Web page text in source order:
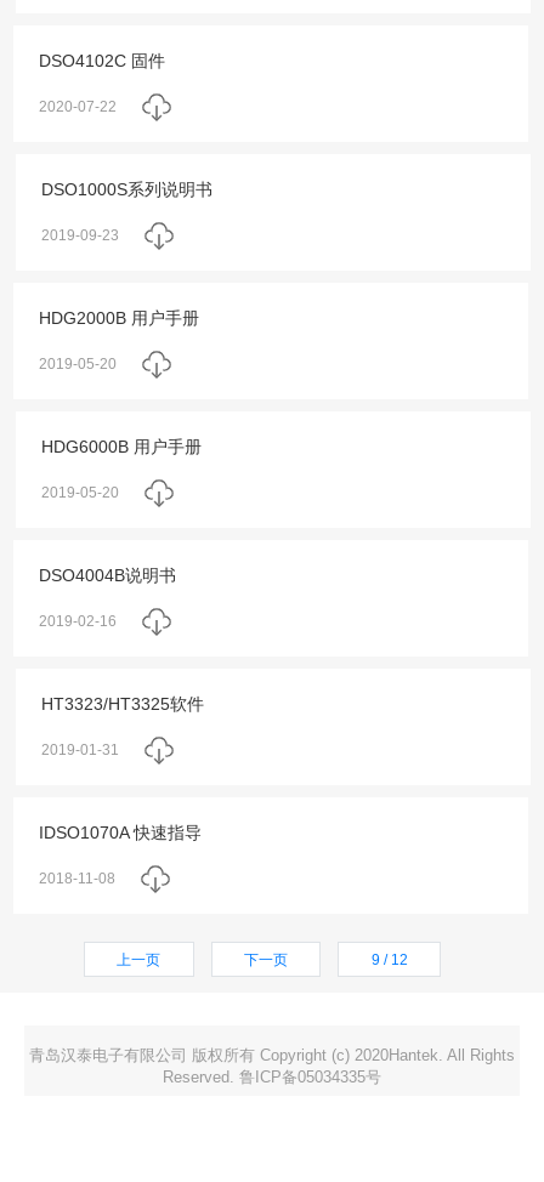
DSO4102C 固件
2020-07-22
DSO1000S系列说明书
2019-09-23
HDG2000B 用户手册
2019-05-20
HDG6000B 用户手册
2019-05-20
DSO4004B说明书
2019-02-16
HT3323/HT3325软件
2019-01-31
IDSO1070A 快速指导
2018-11-08
上一页 下一页 9 / 12
青岛汉泰电子有限公司 版权所有 Copyright (c) 2020Hantek. All Rights
Reserved. 鲁ICP备05034335号